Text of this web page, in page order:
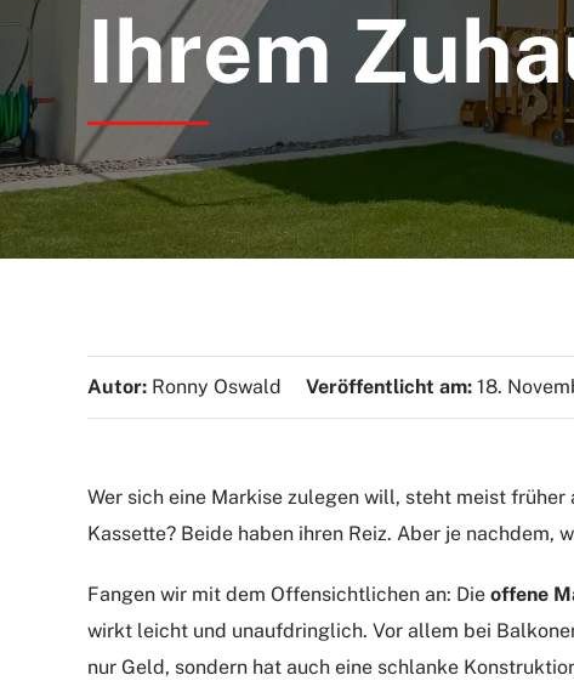
Ihrem
Autor: Ronny Oswald Veröffentlicht am:18.
Wer sich eine Markise zulegen will, steht meist
Kassette? Beide haben ihren Reiz. Aber je nachdem,
Fangen wir mit dem Offensichtlichen an: Die offene
wirkt leicht und unaufdringlich. Vor allem bei
nur Geld, sondern hat auch eine schlanke